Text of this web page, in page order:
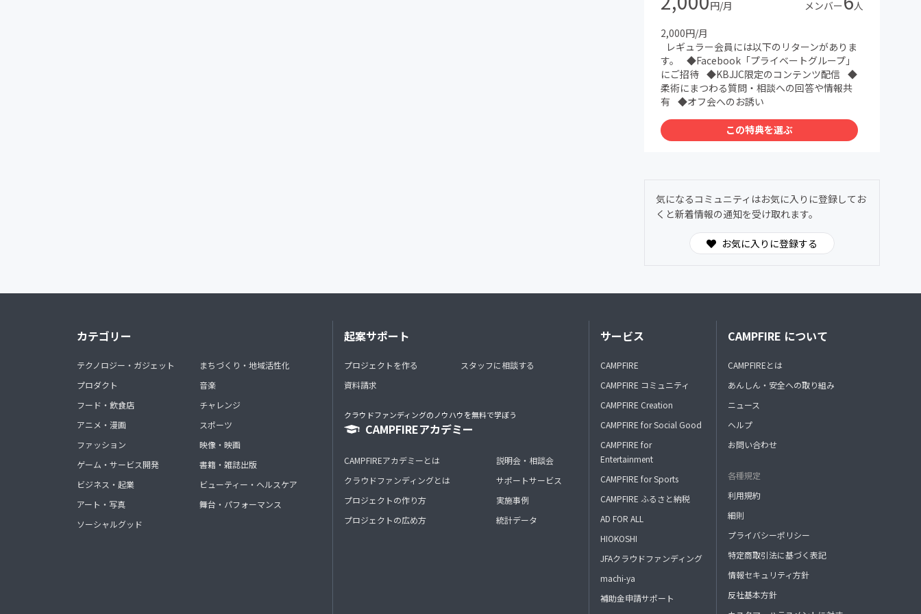
円/月 メンバー
人
2,000円/月
レギュラー会員には以下のリターンがありま
す。 ◆Facebook「プライベートグループ」
にご招待 ◆KBJJC限定のコンテンツ配信 ◆
柔術にまつわる質問・相談への回答や情報共
有 ◆オフ会へのお誘い
この特典を選ぶ
気になるコミュニティはお気に入りに登録してお
くと新着情報の通知を受け取れます。
お気に入りに登録する
カテゴリー
テクノロジー・ガジェット
プロダクト
フード・飲食店
アニメ・漫画
ファッション
ゲーム・サービス開発
ビジネス・起業
アート・写真
ソーシャルグッド
まちづくり・地域活性化
音楽
チャレンジ
スポーツ
映像・映画
書籍・雑誌出版
ビューティー・ヘルスケア
舞台・パフォーマンス
起案サポート
プロジェクトを作る
資料請求
スタッフに相談する
クラウドファンディングのノウハウを無料で学ぼう
CAMPFIREアカデミー
CAMPFIREアカデミーとは
クラウドファンディングとは
プロジェクトの作り方
プロジェクトの広め方
説明会・相談会
サポートサービス
実施事例
統計データ
サービス
CAMPFIRE
CAMPFIRE コミュニティ
CAMPFIRE Creation
CAMPFIRE for Social Good
CAMPFIRE for
Entertainment
CAMPFIRE for Sports
CAMPFIRE ふるさと納税
AD FOR ALL
HIOKOSHI
JFAクラウドファンディング
machi-ya
補助金申請サポート
CAMPFIRE について
CAMPFIREとは
あんしん・安全への取り組み
ニュース
ヘルプ
お問い合わせ
各種規定
利用規約
細則
プライバシーポリシー
特定商取引法に基づく表記
情報セキュリティ方針
反社基本方針